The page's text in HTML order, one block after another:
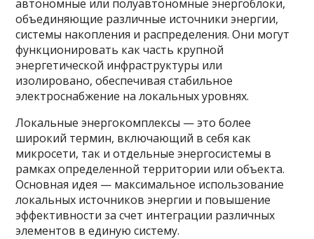
автономные или полуавтономные энергоблоки,
объединяющие различные источники энергии,
системы накопления и распределения. Они могут
функционировать как часть крупной
энергетической инфраструктуры или
изолировано, обеспечивая стабильное
электроснабжение на локальных уровнях.
Локальные энергокомплексы — это более
широкий термин, включающий в себя как
микросети, так и отдельные энергосистемы в
рамках определенной территории или объекта.
Основная идея — максимальное использование
локальных источников энергии и повышение
эффективности за счет интеграции различных
элементов в единую систему.